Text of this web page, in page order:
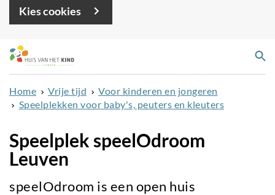
Kies cookies
Overslaan
en
naar
de
inhoud
Home Vrije tijd
Voor kinderen en jongeren
Speelplekken voor baby's, peuters en kleuters
Speelplek speelOdroom
Leuven
speelOdroom is een open huis